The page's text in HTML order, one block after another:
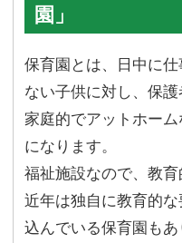
園」
保育園とは、日中に
ない子供に対し、保護
家庭的でアットホー
になります。
福祉施設なので、教育
近年は独自に教育的
込んでいる保育園も